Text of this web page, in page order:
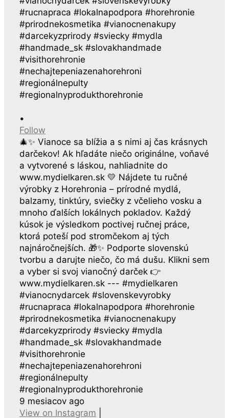
•
Follow
🎄✨ Vianoce sa blížia a s nimi aj čas krásnych
darčekov! Ak hľadáte niečo originálne, voňavé
a vytvorené s láskou, nahliadnite do
www.mydielkaren.sk 💛 Nájdete tu ručné
výrobky z Horehronia – prírodné mydlá,
balzamy, tinktúry, sviečky z včelieho vosku a
mnoho ďalších lokálnych pokladov. Každý
kúsok je výsledkom poctivej ručnej práce,
ktorá poteší pod stromčekom aj tých
najnáročnejších. 🎁✨ Podporte slovenskú
tvorbu a darujte niečo, čo má dušu. Klikni sem
a vyber si svoj vianočný darček 👉
www.mydielkaren.sk --- #mydielkaren
#vianocnydarcek #slovenskevyrobky
#rucnapraca #lokalnapodpora #horehronie
#prirodnekosmetika #vianocnenakupy
#darcekyzprirody #sviecky #mydla
#handmade_sk #slovakhandmade
#visithorehronie
#nechajtepeniazenahorehroni
#regionálnepulty
#regionalnyprodukthorehronie
9 mesiacov ago
View on Instagram